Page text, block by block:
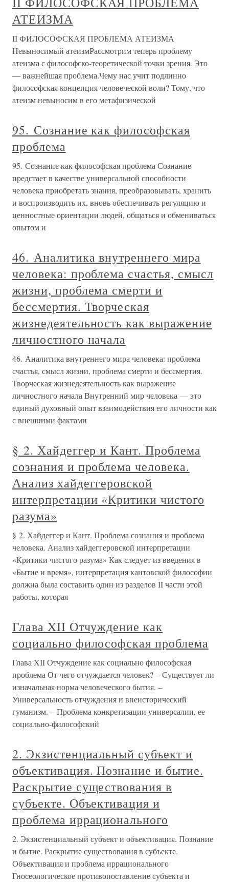
АТЕИЗМА
II ФИЛОСОФСКАЯ ПРОБЛЕМА АТЕИЗМА
Невыносимый атеизмРассмотрим теперь проблему
атеизма с философско-теоретической точки зрения. Это
— важнейшая проблема.Чему нас учит подлинно
философская концепция человеческой воли? Тому, что
атеизм невыносим в его метафизической
95. Сознание как философская
проблема
95. Сознание как философская проблема Сознание
предстает в качестве универсальной способности
человека приобретать знания, преобразовывать, хранить
и воспроизводить их, вновь обеспечивать регуляцию и
ценностные ориентации людей, общаться и обмениваться
опытом и
46. Аналитика внутреннего мира
человека: проблема счастья, смысл
жизни, проблема смерти и
бессмертия. Творческая
жизнедеятельность как выражение
личностного начала
46. Аналитика внутреннего мира человека: проблема
счастья, смысл жизни, проблема смерти и бессмертия.
Творческая жизнедеятельность как выражение
личностного начала Внутренний мир человека — это
единый духовный опыт взаимодействия его личности как
с внешними фактами
§ 2. Хайдеггер и Кант. Проблема
сознания и проблема человека.
Анализ хайдеггеровской
интерпретации «Критики чистого
разума»
§ 2. Хайдеггер и Кант. Проблема сознания и проблема
человека. Анализ хайдеггеровской интерпретации
«Критики чистого разума» Как следует из введения в
«Бытие и время», интерпретация кантовской философии
должна была составить один из разделов II части этой
работы, которая
Глава XII Отчуждение как
социально философская проблема
Глава XII Отчуждение как социально философская
проблема От чего отчуждается человек? – Существует ли
изначальная норма человеческого бытия. –
Универсальность отчуждения и внеисторический
гуманизм. – Проблема конкретизации универсалии, ее
социально-философский
2. Экзистенциальный субъект и
объективация. Познание и бытие.
Раскрытие существования в
субъекте. Объективация и
проблема иррационального
2. Экзистенциальный субъект и объективация. Познание
и бытие. Раскрытие существования в субъекте.
Объективация и проблема иррационального
Гносеологическое противопоставление субъекта и